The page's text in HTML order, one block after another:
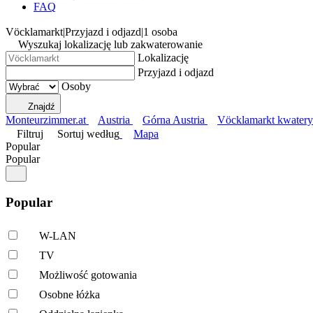
FAQ
Vöcklamarkt|Przyjazd i odjazd|1 osoba
Wyszukaj lokalizację lub zakwaterowanie
Lokalizację
Przyjazd i odjazd
Osoby
Znajdź
Monteurzimmer.at Austria Górna Austria
Vöcklamarkt
Filtruj
Sortuj według
Mapa
Popular
Popular
Popular
W-LAN
TV
Możliwość gotowania
Osobne łóżka